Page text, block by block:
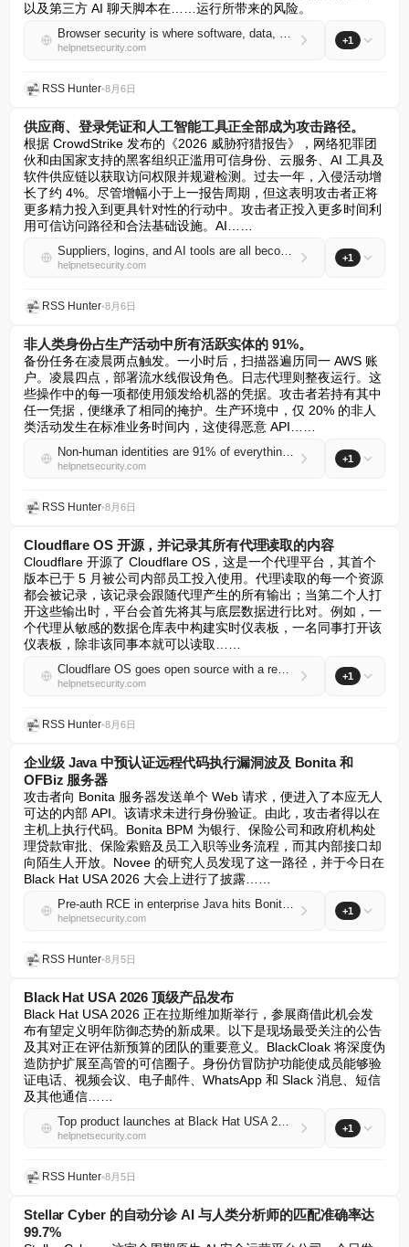
以及第三方 AI 聊天脚本在……运行所带来的风险。
Browser security is where software, data, and AI meet
helpnetsecurity.com
+1
RSS Hunter•8月6日
供应商、登录凭证和人工智能工具正全部成为攻击路径。
根据 CrowdStrike 发布的《2026 威胁狩猎报告》，网络犯罪团
伙和由国家支持的黑客组织正滥用可信身份、云服务、AI 工具及
软件供应链以获取访问权限并规避检测。过去一年，入侵活动增
长了约 4%。尽管增幅小于上一报告周期，但这表明攻击者正将
更多精力投入到更具针对性的行动中。攻击者正投入更多时间利
用可信访问路径和合法基础设施。AI……
Suppliers, logins, and AI tools are all becoming attack paths
helpnetsecurity.com
+1
RSS Hunter•8月6日
非人类身份占生产活动中所有活跃实体的 91%。
备份任务在凌晨两点触发。一小时后，扫描器遍历同一 AWS 账
户。凌晨四点，部署流水线假设角色。日志代理则整夜运行。这
些操作中的每一项都使用颁发给机器的凭据。攻击者若持有其中
任一凭据，便继承了相同的掩护。生产环境中，仅 20% 的非人
类活动发生在标准业务时间内，这使得恶意 API……
Non-human identities are 91% of everything active in production
helpnetsecurity.com
+1
RSS Hunter•8月6日
Cloudflare OS 开源，并记录其所有代理读取的内容
Cloudflare 开源了 Cloudflare OS，这是一个代理平台，其首个
版本已于 5 月被公司内部员工投入使用。代理读取的每一个资源
都会被记录，该记录会跟随代理产生的所有输出；当第二个人打
开这些输出时，平台会首先将其与底层数据进行比对。例如，一
个代理从敏感的数据仓库表中构建实时仪表板，一名同事打开该
仪表板，除非该同事本就可以读取……
Cloudflare OS goes open source with a record of everything its agents read
helpnetsecurity.com
+1
RSS Hunter•8月6日
企业级 Java 中预认证远程代码执行漏洞波及 Bonita 和
OFBiz 服务器
攻击者向 Bonita 服务器发送单个 Web 请求，便进入了本应无人
可达的内部 API。该请求未进行身份验证。由此，攻击者得以在
主机上执行代码。Bonita BPM 为银行、保险公司和政府机构处
理贷款审批、保险索赔及员工入职等业务流程，而其内部接口却
向陌生人开放。Novee 的研究人员发现了这一路径，并于今日在
Black Hat USA 2026 大会上进行了披露……
Pre-auth RCE in enterprise Java hits Bonita and OFBiz servers
helpnetsecurity.com
+1
RSS Hunter•8月5日
Black Hat USA 2026 顶级产品发布
Black Hat USA 2026 正在拉斯维加斯举行，参展商借此机会发
布有望定义明年防御态势的新成果。以下是现场最受关注的公告
及其对正在评估新预算的团队的重要意义。BlackCloak 将深度伪
造防护扩展至高管的可信圈子。身份仿冒防护功能使成员能够验
证电话、视频会议、电子邮件、WhatsApp 和 Slack 消息、短信
及其他通信……
Top product launches at Black Hat USA 2026
helpnetsecurity.com
+1
RSS Hunter•8月5日
Stellar Cyber 的自动分诊 AI 与人类分析师的匹配准确率达
99.7%